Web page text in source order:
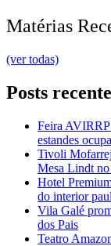
Matérias
(ver todas)
Posts
Feira AVIRRP
estandes
Tivoli
Mesa Lindt
Hotel
do interior
Vila Galé
dos Pais
Teatro